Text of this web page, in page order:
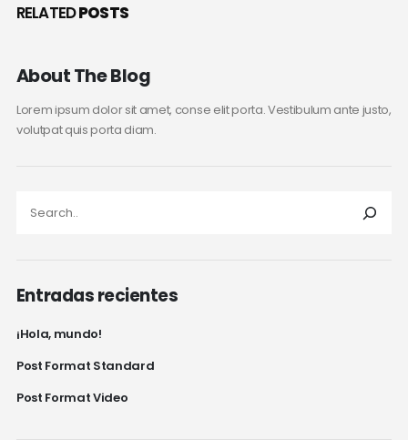
RELATEDPOSTS
About The Blog
Lorem ipsum dolor sit amet, conse elit porta. Vestibulum ante justo,
volutpat quis porta diam.
Entradas recientes
¡Hola, mundo!
Post Format Standard
Post Format Video